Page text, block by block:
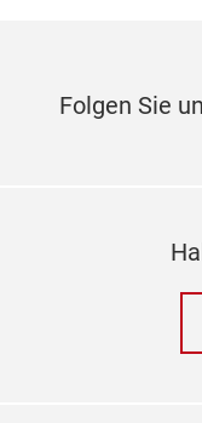
Folgen Sie